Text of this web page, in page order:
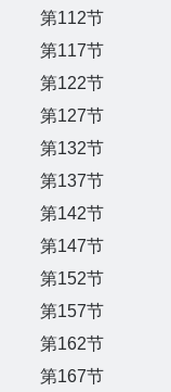
第112节
第117节
第122节
第127节
第132节
第137节
第142节
第147节
第152节
第157节
第162节
第167节